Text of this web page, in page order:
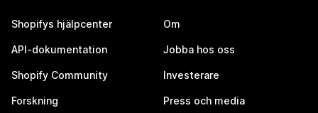
Shopifys hjälpcenter
API-dokumentation
Shopify Community
Forskning
Om
Jobba hos oss
Investerare
Press och media